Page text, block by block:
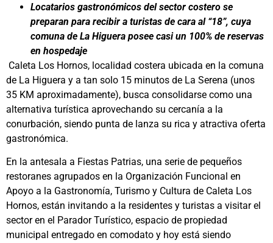
Locatarios gastronómicos del sector costero se
preparan para recibir a turistas de cara al “18”, cuya
comuna de La Higuera posee casi un 100% de reservas
en hospedaje
Caleta Los Hornos, localidad costera ubicada en la comuna
de La Higuera y a tan solo 15 minutos de La Serena (unos
35 KM aproximadamente), busca consolidarse como una
alternativa turística aprovechando su cercanía a la
conurbación, siendo punta de lanza su rica y atractiva oferta
gastronómica.
En la antesala a Fiestas Patrias, una serie de pequeños
restoranes agrupados en la Organización Funcional en
Apoyo a la Gastronomía, Turismo y Cultura de Caleta Los
Hornos, están invitando a la residentes y turistas a visitar el
sector en el Parador Turístico, espacio de propiedad
municipal entregado en comodato y hoy está siendo